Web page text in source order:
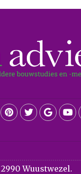
2990 Wuustwezel.